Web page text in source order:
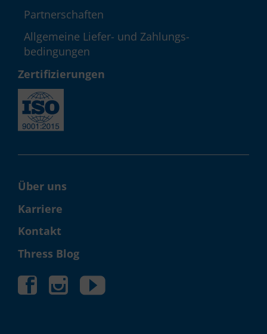
Partner­schaften
Allgemeine Liefer- und Zahlungs­
bedingungen
Zerti­fizie­rungen
Über uns
Karriere
Kontakt
Thress Blog